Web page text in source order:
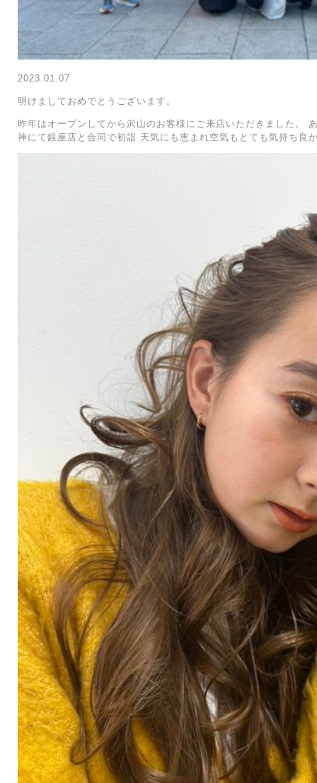
2023.01.07
明けましておめでとうございます。
昨年はオープンしてから沢山のお客様にご来店いただきました。
神にて銀座店と合同で初詣 天気にも恵まれ空気もとても気持ち良